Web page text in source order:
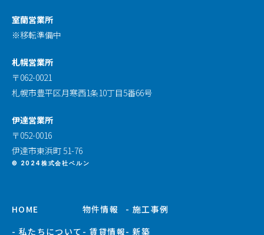
室蘭営業所
※移転準備中
札幌営業所
〒062-0021
札幌市豊平区月寒西1条10丁目5番66号
伊達営業所
〒052-0016
伊達市東浜町 51-76
© 2024株式会社ベルン
HOME
- 私たちについて
物件情報
- 賃貸情報
- 施工事例
- 新築